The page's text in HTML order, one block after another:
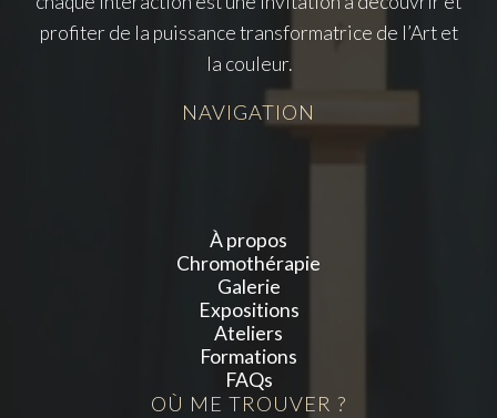
profiter de la puissance transformatrice de l’Art et
la couleur.
NAVIGATION
À propos
Chromothérapie
Galerie
Expositions
Ateliers
Formations
FAQs
OÙ ME TROUVER ?